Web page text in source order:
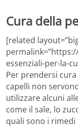
Cura della
[related
essenziali-per-la-
Per prendersi
capelli non
utilizzare alcuni
come il sale, lo
quali sono i rimedi